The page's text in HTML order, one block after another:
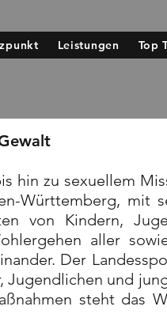
Leistungen Top
hin zu sexuellem
Württemberg, mit
von Kindern,
aller
Der
Jugendlichen und
steht das